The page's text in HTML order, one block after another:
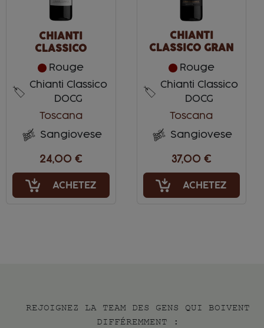
CHIANTI
CLASSICO
Rouge
Chianti Classico
DOCG
Toscana
Sangiovese
24,00 €
ACHETEZ
CHIANTI
CLASSICO GRAN
L’OMINO
Rouge
Chianti Classico
DOCG
Toscana
Sangiovese
37,00 €
ACHETEZ
REJOIGNEZ LA TEAM DES GENS QUI BOIVENT
DIFFÉREMMENT :